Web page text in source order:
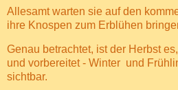
Allesamt warten sie auf den
ihre Knospen zum Erblühen
Genau betrachtet, ist der Herbst
und vorbereitet - Winter und
sichtbar.